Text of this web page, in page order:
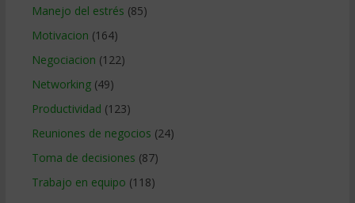
Manejo del estrés (85)
Motivacion (164)
Negociacion (122)
Networking(49)
Productividad (123)
Reuniones de negocios (24)
Toma de decisiones (87)
Trabajo en equipo (118)